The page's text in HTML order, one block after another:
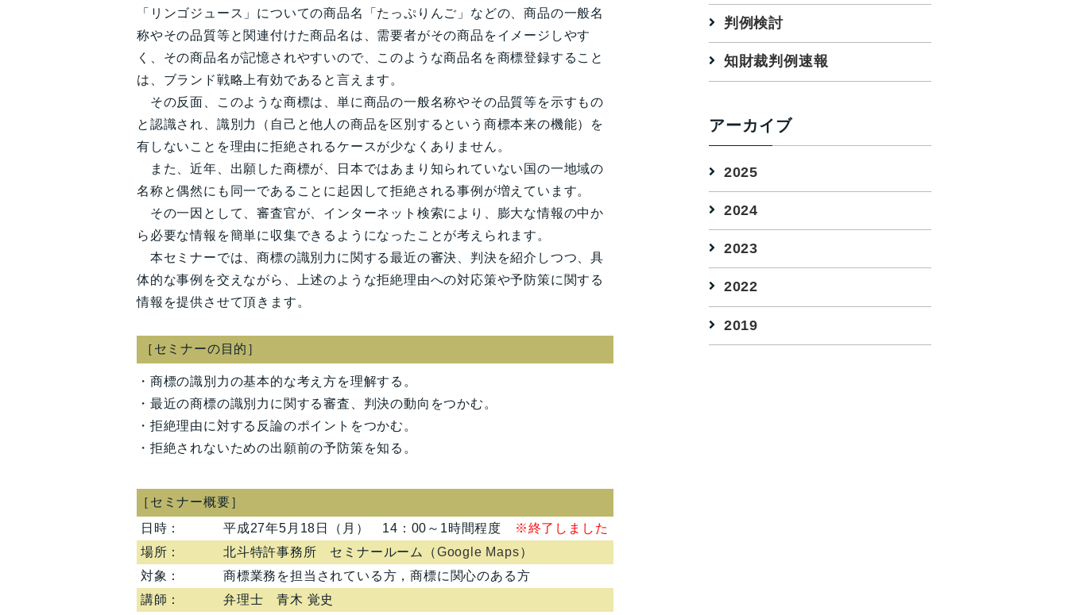
「リンゴジュース」についての商品名「たっぷりんご」などの、商品の一般名
称やその品質等と関連付けた商品名は、需要者がその商品をイメージしやす
く、その商品名が記憶されやすいので、このような商品名を商標登録すること
は、ブランド戦略上有効であると言えます。
その反面、このような商標は、単に商品の一般名称やその品質等を示すもの
と認識され、識別力（自己と他人の商品を区別するという商標本来の機能）を
有しないことを理由に拒絶されるケースが少なくありません。
また、近年、出願した商標が、日本ではあまり知られていない国の一地域の
名称と偶然にも同一であることに起因して拒絶される事例が増えています。
その一因として、審査官が、インターネット検索により、膨大な情報の中か
ら必要な情報を簡単に収集できるようになったことが考えられます。
本セミナーでは、商標の識別力に関する最近の審決、判決を紹介しつつ、具
体的な事例を交えながら、上述のような拒絶理由への対応策や予防策に関する
情報を提供させて頂きます。
［セミナーの目的］
・商標の識別力の基本的な考え方を理解する。
・最近の商標の識別力に関する審査、判決の動向をつかむ。
・拒絶理由に対する反論のポイントをつかむ。
・拒絶されないための出願前の予防策を知る。
［セミナー概要］
日時：
平成27年5月18日（月） 14：00～1時間程度
※終了しました
場所：
北斗特許事務所 セミナールーム（Google Maps）
対象：
商標業務を担当されている方，商標に関心のある方
講師：
弁理士 青木 覚史
判例検討
知財裁判例速報
アーカイブ
2025
2024
2023
2022
2019